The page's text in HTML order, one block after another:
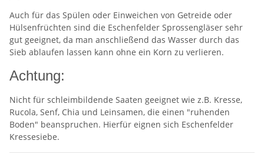
Auch für das Spülen oder Einweichen von Getreide oder
Hülsenfrüchten sind die Eschenfelder Sprossengläser sehr
gut geeignet, da man anschließend das Wasser durch das
Sieb ablaufen lassen kann ohne ein Korn zu verlieren.
Achtung:
Nicht für schleimbildende Saaten geeignet wie z.B. Kresse,
Rucola, Senf, Chia und Leinsamen, die einen "ruhenden
Boden" beanspruchen. Hierfür eignen sich Eschenfelder
Kressesiebe.